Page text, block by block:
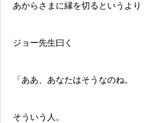
あからさまに縁を切るというより
ジョー先生曰く
「ああ、あなたはそうなのね。
そういう人。